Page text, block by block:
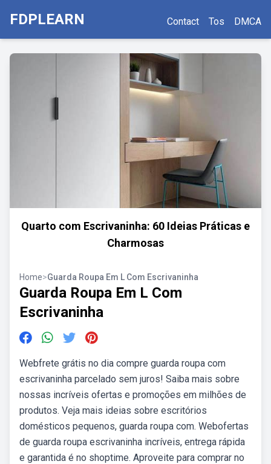
FDPLEARN Contact Tos DMCA
Quarto com Escrivaninha: 60 Ideias Práticas e
Charmosas
Home>Guarda Roupa Em L Com Escrivaninha
Guarda Roupa Em L Com
Escrivaninha
Webfrete grátis no dia compre guarda roupa com
escrivaninha parcelado sem juros! Saiba mais sobre
nossas incríveis ofertas e promoções em milhões de
produtos. Veja mais ideias sobre escritórios
domésticos pequenos, guarda roupa com. Webofertas
de guarda roupa escrivaninha incríveis, entrega rápida
e garantida é no shoptime. Aproveite para comprar no